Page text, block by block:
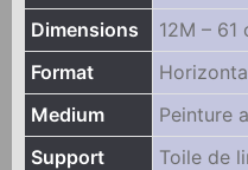
Dimensions
12M –
Format
Medium
Peinture
Support
Toile de